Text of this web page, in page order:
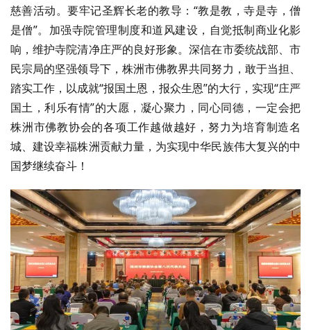
慈善活动。要牢记圣辉长老的教导：“教是教，寺是寺，僧
是僧”。加强寺院管理制度和道风建设，自觉抵制商业化影
响，维护寺院清净庄严的良好形象。深信在市委统战部、市
民宗局的坚强领导下，株洲市佛教界共同努力，敢于当担、
踏实工作，以成就“报国土恩，报众生恩”的大行，实现“庄严
国土，利乐有情”的大愿，凝心聚力，同心同德，一定会把
株洲市佛教协会的各项工作越做越好，努力为培育制造名
城、建设幸福株洲贡献力量，为实现中华民族伟大复兴的中
国梦继续奋斗！